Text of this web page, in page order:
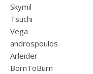
Skymil
Tsuchi
Vega
androspoulos
Arleider
BornToBurn